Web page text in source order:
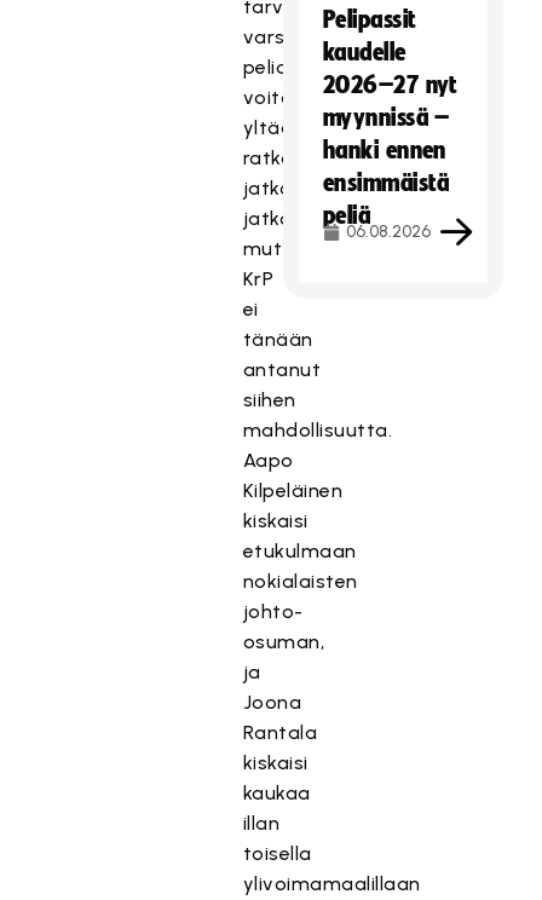
tarvinnut
varsinaisella
peliajalla
voiton
yltääkseen
ratkaisemaan
jatkopaikan
jatkoajalla,
mutta
KrP
ei
tänään
antanut
siihen
mahdollisuutta.
Aapo
Kilpeläinen
kiskaisi
etukulmaan
nokialaisten
johto-
osuman,
ja
Joona
Rantala
kiskaisi
kaukaa
illan
toisella
ylivoimamaalillaan
Pelipassit
kaudelle
2026–27 nyt
myynnissä –
hanki ennen
ensimmäistä
peliä
06.08.2026